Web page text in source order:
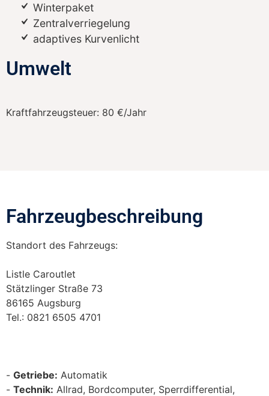
Winterpaket
Zentralverriegelung
adaptives Kurvenlicht
Umwelt
Kraftfahrzeugsteuer: 80 €/Jahr
Fahrzeugbeschreibung​
Standort des Fahrzeugs:
Listle Caroutlet
Stätzlinger Straße 73
86165 Augsburg
Tel.: 0821 6505 4701
Getriebe: Automatik
Technik: Allrad, Bordcomputer, Sperrdifferential,